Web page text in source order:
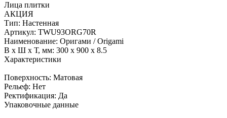
Лица плитки
АКЦИЯ
Тип: Настенная
Артикул: TWU93ORG70R
Наименование: Оригами / Origami
В x Ш x Т, мм: 300 x 900 x 8.5
Характеристики
Поверхность: Матовая
Рельеф: Нет
Ректификация: Да
Упаковочные данные